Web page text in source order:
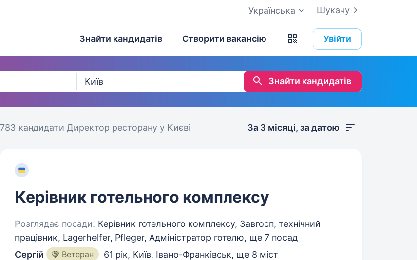
Шукачу
Українська
Знайти кандидатів Створити вакансію Увійти
Знайти кандидатів
783 кандидати Директор ресторану у Києві За 3 місяці, за датою
Керівник готельного комплексу
Розглядає посади: Керівник готельного комплексу, Завгосп, технічний
працівник, Lagerhelfer, Pfleger, Адміністратор готелю, ще 7 посад
Сергій
Ветеран 61 рік, Київ, Івано-Франківськ, ще 8 міст